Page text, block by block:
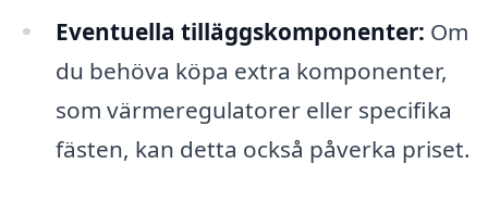
Eventuella tilläggskomponenter: Om
du behöva köpa extra komponenter,
som värmeregulatorer eller specifika
fästen, kan detta också påverka priset.